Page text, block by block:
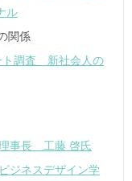
ル
関係
ト調査 新社会人の
事長 工藤 啓氏
ジネスデザイン学